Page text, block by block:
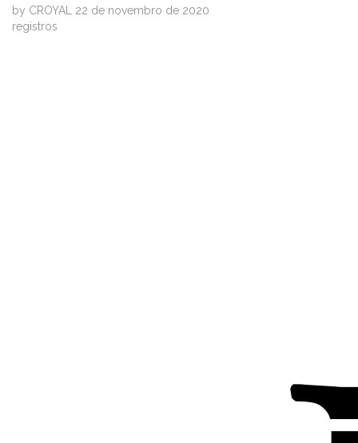
by CROYAL 22 de novembro de 2020
registros